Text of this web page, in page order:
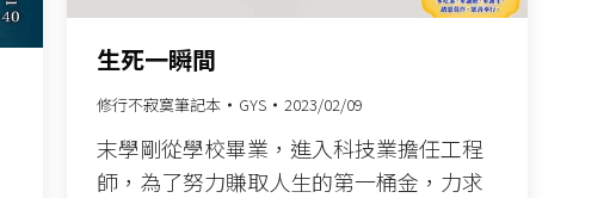
生死一瞬間
修行不寂寞筆記本 GYS 2023/02/09
末學剛從學校畢業，進入科技業擔任工程
師，為了努力賺取人生的第一桶金，力求